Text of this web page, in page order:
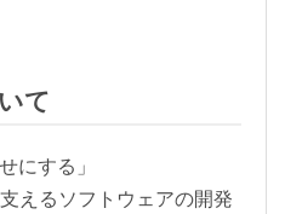
て
にする」
えるソフトウェアの開発